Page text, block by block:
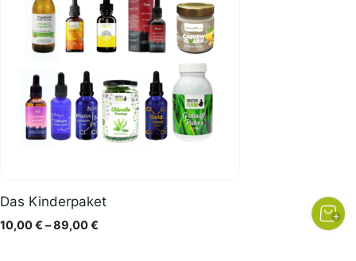
Das Kinderpaket
10,00€ –89,00€